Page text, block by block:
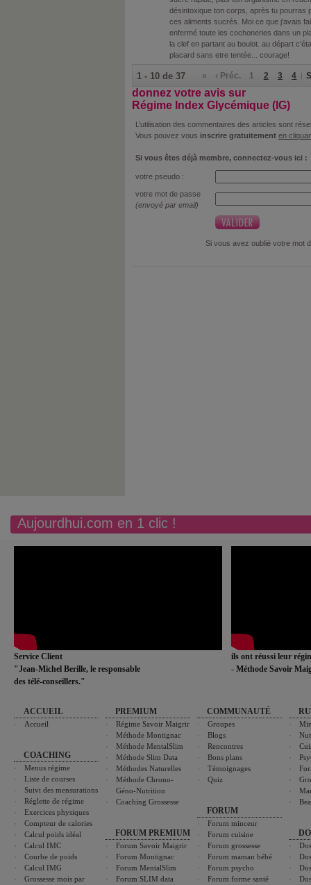
désintoxique ton corps, après tu pourras
ces aliments sucrés. Moi ce que j'avais
enfermé toute les cochoneries dans un
la clef en partant au boulot. au départ
placard sans etre tentée... courage!
1 - 10 de 37 « ‹ Préc. 1 2 3 4
donnez votre avis sur
Régime Index Glycémique (IG)
L’utilisation des commentaires des articles sont
Vous pouvez vous inscrire gratuitement en
Si vous êtes déjà membre, connectez-vous ici :
votre pseudo :
votre mot de passe
(envoyé par email)
Si vous avez oublié votre mot
Aujourdhui.com en 1 clic !
Service Client
"Jean-Michel Berille, le responsable
des télé-conseillers."
ils ont réussi leur
- Méthode Savoir
ACCUEIL
Accueil
COACHING
Menus régime
Liste de courses
Suivi des mensurations
Réglette de régime
Exercices physiques
Compteur de calories
Calcul poids idéal
Calcul IMC
Courbe de poids
Calcul IMG
Grossesse mois par
PREMIUM
Régime Savoir Maigrir
Méthode Montignac
Méthode MentalSlim
Méthode Slim Data
Méthodes Naturelles
Méthode Chrono-
Géno-Nutrition
Coaching Grossesse
FORUM PREMIUM
Forum Savoir Maigrir
Forum Montignac
Forum MentalSlim
Forum SLIM data
COMMUNAUTÉ
Groupes
Blogs
Rencontres
Bons plans
Témoignages
Quiz
FORUM
Forum minceur
Forum cuisine
Forum grossesse
Forum maman bébé
Forum psycho
Forum forme santé